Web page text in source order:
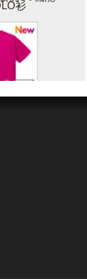
衫
磅精梳棉